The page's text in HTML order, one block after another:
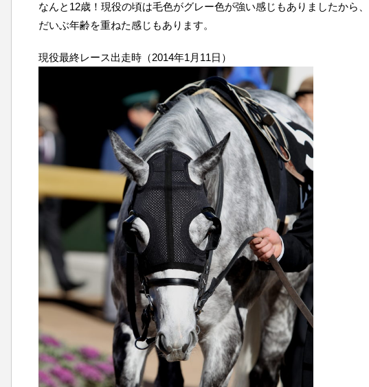
なんと12歳！現役の頃は毛色がグレー色が強い感じもありましたから
だいぶ年齢を重ねた感じもあります。
現役最終レース出走時（2014年1月11日）